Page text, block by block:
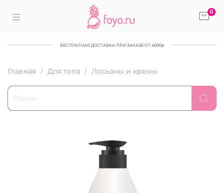
0
БЕСПЛАТНАЯ ДОСТАВКА ПРИ ЗАКАЗЕ ОТ 4000р
Главная Для тела Лосьоны и кремы